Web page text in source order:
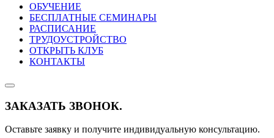
ОБУЧЕНИЕ
БЕСПЛАТНЫЕ СЕМИНАРЫ
РАСПИСАНИЕ
ТРУДОУСТРОЙСТВО
ОТКРЫТЬ КЛУБ
КОНТАКТЫ
ЗАКАЗАТЬ ЗВОНОК.
Оставьте заявку и получите индивидуальную консультацию.